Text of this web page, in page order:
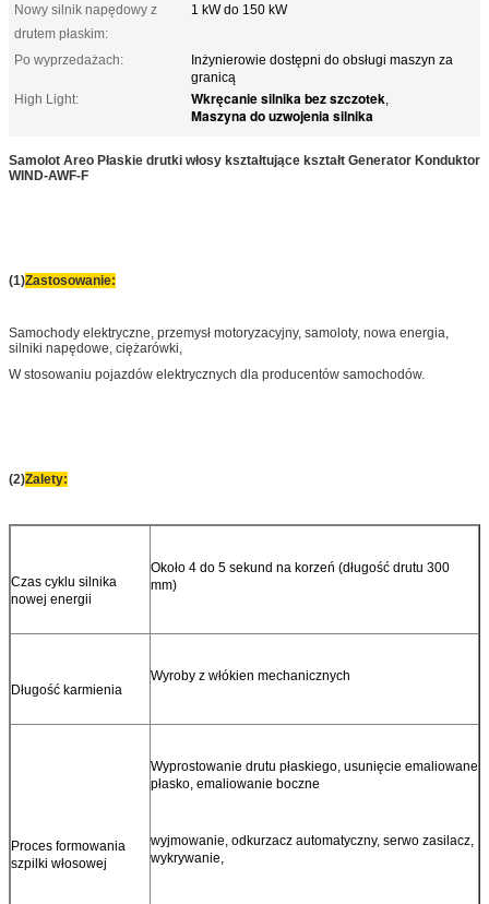
Nowy silnik napędowy z
drutem płaskim:
1 kW do 150 kW
Po wyprzedażach:
Inżynierowie dostępni do obsługi maszyn za
granicą
High Light:
Wkręcanie silnika bez szczotek,
Maszyna do uzwojenia silnika
Samolot Areo Płaskie drutki włosy kształtujące kształt Generator Konduktor
WIND-AWF-F
(1)Zastosowanie:
Samochody elektryczne, przemysł motoryzacyjny, samoloty, nowa energia,
silniki napędowe, ciężarówki,
W stosowaniu pojazdów elektrycznych dla producentów samochodów.
(2)Zalety:
Czas cyklu silnika
nowej energii
Około 4 do 5 sekund na korzeń (długość drutu 300
mm)
Długość karmienia
Wyroby z włókien mechanicznych
Proces formowania
szpilki włosowej
Wyprostowanie drutu płaskiego, usunięcie emaliowane
płasko, emaliowanie boczne
wyjmowanie, odkurzacz automatyczny, serwo zasilacz,
wykrywanie,